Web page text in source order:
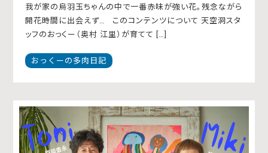
我が家の烏羽玉ちゃんの中で一番赤味が強い花。残念ながら
開花時間に出会えず… このコンテンツについて 天空洞スタ
ッフのおっくー（奥村 江里）が育てて […]
おっくーの多肉日記